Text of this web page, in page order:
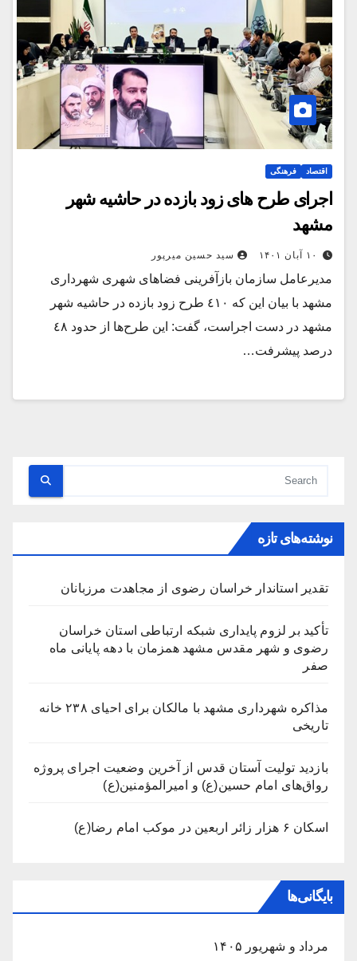
اقتصاد فرهنگی
اجرای طرح های زود بازده در حاشیه شهر
مشهد
۱۰ آبان ۱۴۰۱ سید حسین میرپور
مدیرعامل سازمان بازآفرینی فضاهای شهری شهرداری
مشهد با بیان این که ٤١٠ طرح زود بازده در حاشیه شهر
مشهد در دست اجراست، گفت: این طرح‌ها از حدود ٤٨
درصد پیشرفت…
نوشته‌های تازه
تقدیر استاندار خراسان رضوی از مجاهدت مرزبانان
تأکید بر لزوم پایداری شبکه ارتباطی استان خراسان
رضوی و شهر مقدس مشهد همزمان با دهه پایانی ماه
صفر
مذاکره شهرداری مشهد با مالکان برای احیای ۲۳۸ خانه
تاریخی
بازدید تولیت آستان قدس از آخرین وضعیت اجرای پروژه
رواق‌های امام حسین(ع) و امیرالمؤمنین(ع)
اسکان ۶ هزار زائر اربعین در موکب امام رضا(ع)
بایگانی‌ها
مرداد و شهریور ۱۴۰۵